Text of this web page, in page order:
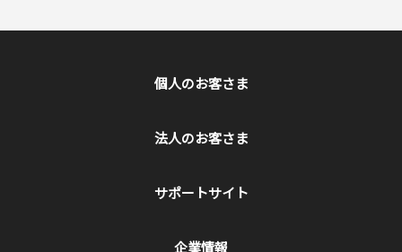
個人のお客さま
法人のお客さま
サポートサイト
企業情報